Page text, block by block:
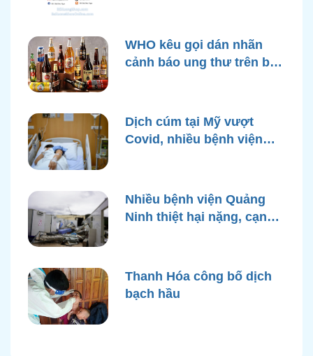
WHO kêu gọi dán nhãn
cảnh báo ung thư trên bao
Dịch cúm tại Mỹ vượt
Covid, nhiều bệnh viện
Nhiều bệnh viện Quảng
Ninh thiệt hại nặng, cạn
Thanh Hóa công bố dịch
bạch hầu